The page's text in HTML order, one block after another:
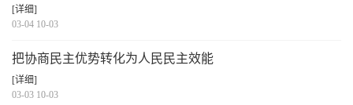
[详细]
03-04 10-03
把协商民主优势转化为人民民主效能
[详细]
03-03 10-03